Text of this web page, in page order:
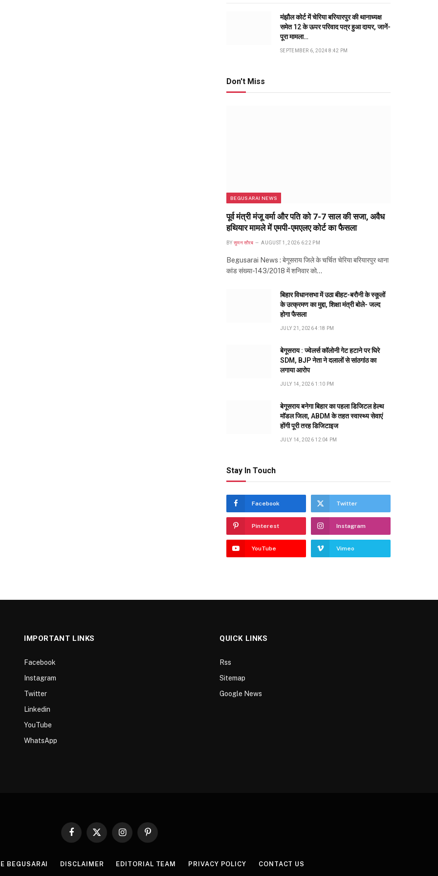
मंझौल कोर्ट में चेरिया बरियारपुर की थानाध्यक्ष
समेत 12 के ऊपर परिवाद पत्र हुआ दायर, जानें-
पूरा मामला…
SEPTEMBER 6, 2024 8:42 PM
Don't Miss
BEGUSARAI NEWS
पूर्व मंत्री मंजू वर्मा और पति को 7-7 साल की सजा, अवैध
हथियार मामले में एमपी-एमएलए कोर्ट का फैसला
BY सुमन सौरब AUGUST 1, 2026 6:22 PM
Begusarai News : बेगूसराय जिले के चर्चित चेरिया बरियारपुर थाना
कांड संख्या-143/2018 में शनिवार को…
बिहार विधानसभा में उठा बीहट-बरौनी के स्कूलों
के उत्क्रमण का मुद्दा, शिक्षा मंत्री बोले- जल्द
होगा फैसला
JULY 21, 2026 4:18 PM
बेगूसराय : ज्वेलर्स कॉलोनी गेट हटाने पर घिरे
SDM, BJP नेता ने दलालों से सांठगांठ का
लगाया आरोप
JULY 14, 2026 1:10 PM
बेगूसराय बनेगा बिहार का पहला डिजिटल हेल्थ
मॉडल जिला, ABDM के तहत स्वास्थ्य सेवाएं
होंगी पूरी तरह डिजिटाइज
JULY 14, 2026 12:04 PM
Stay In Touch
Facebook Twitter
Pinterest Instagram
YouTube Vimeo
IMPORTANT LINKS
Facebook
Instagram
Twitter
Linkedin
YouTube
WhatsApp
QUICK LINKS
Rss
Sitemap
Google News
Facebook
X
InstagramPinterest
BEGUSARAI DISCLAIMER EDITORIAL TEAM PRIVACY POLICY CONTACT US